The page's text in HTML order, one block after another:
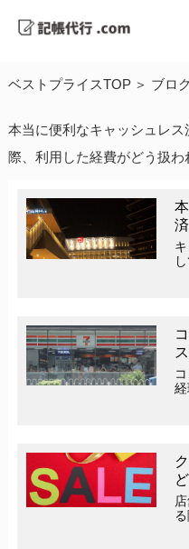
ベストプライスTOP ブロ
本当に便利なキャッシュレ
際、利用した経費がどう扱わ